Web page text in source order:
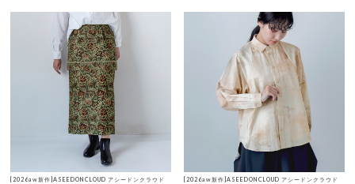
[2026aw新作]ASEEDONCLOUD アシードンクラウド
[2026aw新作]ASEEDONCLOUD アシードンクラウド